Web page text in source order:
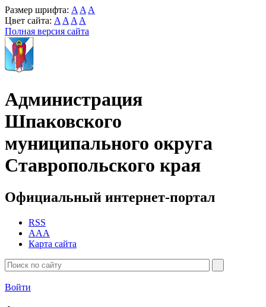
Размер шрифта: A A A
Цвет сайта: A A A A
Полная версия сайта
Администрация
Шпаковского
муниципального округа
Ставропольского края
Официальный интернет-портал
RSS
AAA
Карта сайта
Войти